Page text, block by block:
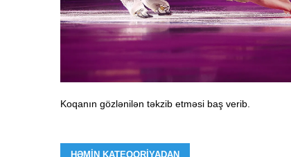
Koqanın gözlənilən təkzib etməsi baş verib.
HƏMIN KATEQORIYADAN